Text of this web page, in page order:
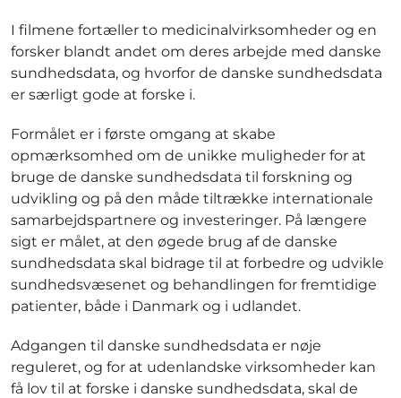
I filmene fortæller to medicinalvirksomheder og en
forsker blandt andet om deres arbejde med danske
sundhedsdata, og hvorfor de danske sundhedsdata
er særligt gode at forske i.
Formålet er i første omgang at skabe
opmærksomhed om de unikke muligheder for at
bruge de danske sundhedsdata til forskning og
udvikling og på den måde tiltrække internationale
samarbejdspartnere og investeringer. På længere
sigt er målet, at den øgede brug af de danske
sundhedsdata skal bidrage til at forbedre og udvikle
sundhedsvæsenet og behandlingen for fremtidige
patienter, både i Danmark og i udlandet.
Adgangen til danske sundhedsdata er nøje
reguleret, og for at udenlandske virksomheder kan
få lov til at forske i danske sundhedsdata, skal de